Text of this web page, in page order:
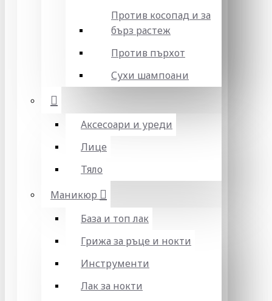
Против косопад и за
бърз растеж
Против пърхот
Сухи шампоани
Аксесоари и уреди
Лице
Тяло
Маникюр
База и топ лак
Грижа за ръце и нокти
Инструменти
Лак за нокти